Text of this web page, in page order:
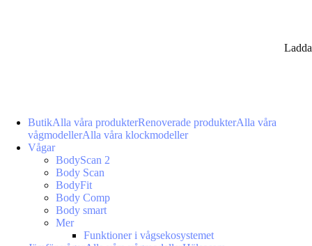
ButikAlla våra produkterRenoverade produkterAlla våra
vågmodellerAlla våra klockmodeller
Vågar
BodyScan 2
Body Scan
BodyFit
Body Comp
Body smart
Mer
Funktioner i vågsekosystemet